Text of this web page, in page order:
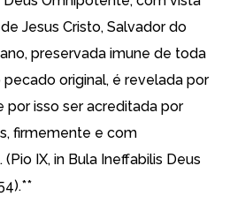
Jesus Cristo, Salvador do
preservada imune de toda
pecado original, é revelada por
por isso ser acreditada por
firmemente e com
IX, in Bula Ineffabilis Deus